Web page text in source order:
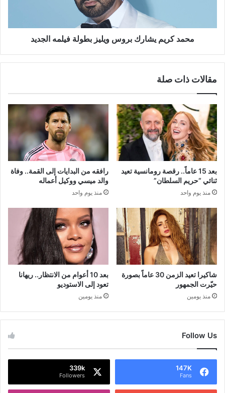
محمد كريم يشارك بروس ويليز بطولة فيلمه الجديد
مقالات ذات صلة
بعد 15 عاماً.. رقصة رومانسية تعيد
ثنائي “حريم السلطان”
منذ يوم واحد
رافقه من البدايات إلى القمة.. وفاة
والد ميسي ووكيل أعماله
منذ يوم واحد
شاكيرا تعيد الزمن 30 عاماً بصورة
حيّرت الجمهور
منذ يومين
بعد 10 أعوام من الانتظار.. ريهانا
تعود إلى الاستوديو
منذ يومين
Follow Us
147K
Fans
339k
Followers